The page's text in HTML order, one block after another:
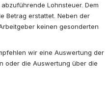
Lohnsteuer. Dem
Betrag erstattet. Neben der
keinen gesonderten
wir eine Auswertung der
oder die Auswertung über die